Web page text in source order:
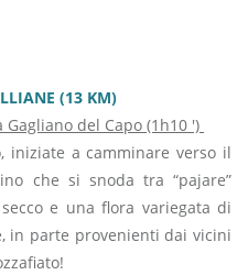
(13 KM)
del Capo (1h10 ')
iniziate a camminare verso il
che si snoda tra “pajare”
e una flora variegata di
in parte provenienti dai vicini